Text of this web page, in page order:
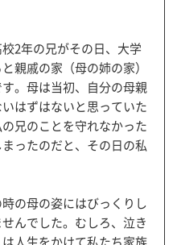
2年の兄がその日、大学
親戚の家（母の姉の家）
。母は当初、自分の母親
はずはないと思っていた
兄のことを守れなかった
ったのだと、その日の私
の母の姿にはびっくりし
んでした。むしろ、泣き